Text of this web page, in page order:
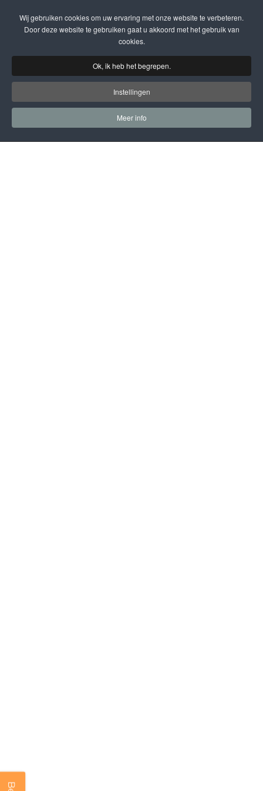
Wij gebruiken cookies om uw ervaring met onze website te verbeteren.
Door deze website te gebruiken gaat u akkoord met het gebruik van
cookies.
Ok, ik heb het begrepen.
Instellingen
Meer info
Terug naar hoofdinhoud